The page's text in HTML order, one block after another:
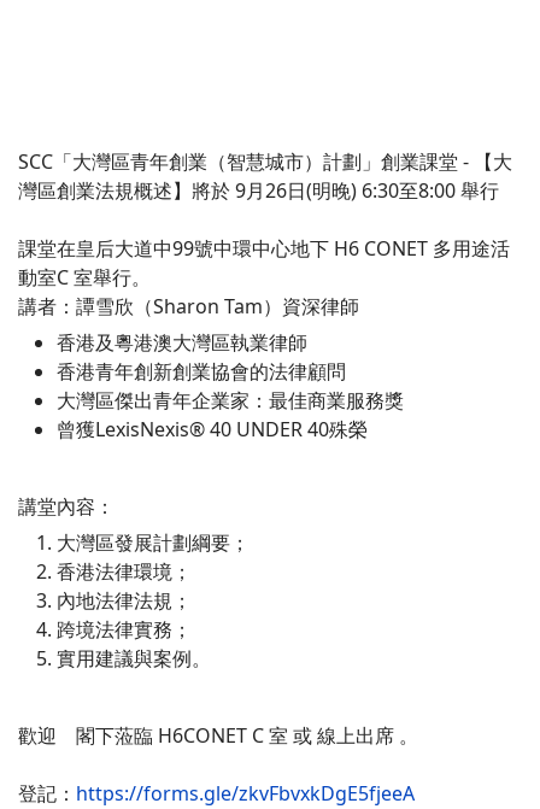
SCC「大灣區青年創業（智慧城市）計劃」創業課堂 - 【大
灣區創業法規概述】將於 9月26日(明晚) 6:30至8:00 舉行
課堂在皇后大道中99號中環中心地下 H6 CONET 多用途活
動室C 室舉行。
講者：譚雪欣（Sharon Tam）資深律師
香港及粵港澳大灣區執業律師
香港青年創新創業協會的法律顧問
大灣區傑出青年企業家：最佳商業服務獎
曾獲LexisNexis® 40 UNDER 40殊榮
講堂內容：
大灣區發展計劃綱要；
香港法律環境；
內地法律法規；
跨境法律實務；
實用建議與案例。
歡迎 閣下蒞臨 H6CONET C 室 或 線上出席 。
登記： https://forms.gle/zkvFbvxkDgE5fjeeA